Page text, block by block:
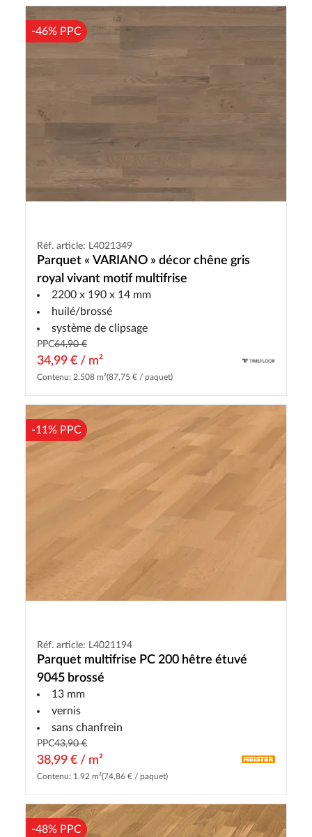
-46% PPC
Réf. article: L4021349
Parquet « VARIANO » décor chêne gris
royal vivant motif multifrise
2200 x 190 x 14 mm
huilé/brossé
système de clipsage
PPC64,90 €
34,99 € / m²
Contenu: 2.508 m²(87,75 € / paquet)
-11% PPC
Réf. article: L4021194
Parquet multifrise PC 200 hêtre étuvé
9045 brossé
13 mm
vernis
sans chanfrein
PPC43,90 €
38,99 € / m²
Contenu: 1.92 m²(74,86 € / paquet)
-48% PPC